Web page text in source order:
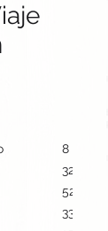
8 cm /
32
52.5
33